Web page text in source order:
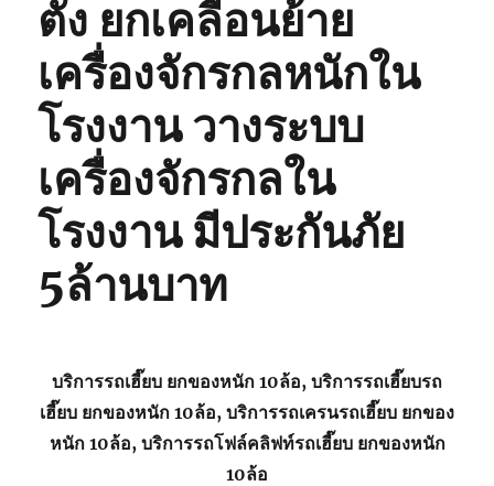
ตั้ง ยกเคลื่อนย้าย
เครื่องจักรกลหนักใน
โรงงาน วางระบบ
เครื่องจักรกลใน
โรงงาน มีประกันภัย
5ล้านบาท
บริการรถเฮี๊ยบ ยกของหนัก 10ล้อ, บริการรถเฮี๊ยบรถ
เฮี๊ยบ ยกของหนัก 10ล้อ, บริการรถเครนรถเฮี๊ยบ ยกของ
หนัก 10ล้อ, บริการรถโฟล์คลิฟท์รถเฮี๊ยบ ยกของหนัก
10ล้อ